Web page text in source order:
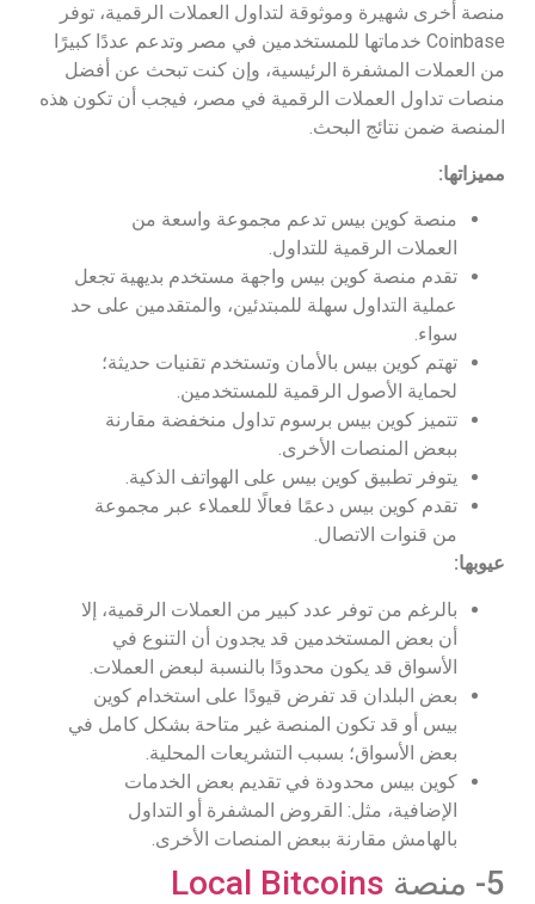
منصة أخرى شهيرة وموثوقة لتداول العملات الرقمية، توفر
Coinbase خدماتها للمستخدمين في مصر وتدعم عددًا كبيرًا
من العملات المشفرة الرئيسية، وإن كنت تبحث عن أفضل
منصات تداول العملات الرقمية في مصر، فيجب أن تكون هذه
المنصة ضمن نتائج البحث.
مميزاتها:
منصة كوين بيس تدعم مجموعة واسعة من
العملات الرقمية للتداول.
تقدم منصة كوين بيس واجهة مستخدم بديهية تجعل
عملية التداول سهلة للمبتدئين، والمتقدمين على حد
سواء.
تهتم كوين بيس بالأمان وتستخدم تقنيات حديثة؛
لحماية الأصول الرقمية للمستخدمين.
تتميز كوين بيس برسوم تداول منخفضة مقارنة
ببعض المنصات الأخرى.
يتوفر تطبيق كوين بيس على الهواتف الذكية.
تقدم كوين بيس دعمًا فعالًا للعملاء عبر مجموعة
من قنوات الاتصال.
عيوبها:
بالرغم من توفر عدد كبير من العملات الرقمية، إلا
أن بعض المستخدمين قد يجدون أن التنوع في
الأسواق قد يكون محدودًا بالنسبة لبعض العملات.
بعض البلدان قد تفرض قيودًا على استخدام كوين
بيس أو قد تكون المنصة غير متاحة بشكل كامل في
بعض الأسواق؛ بسبب التشريعات المحلية.
كوين بيس محدودة في تقديم بعض الخدمات
الإضافية، مثل: القروض المشفرة أو التداول
بالهامش مقارنة ببعض المنصات الأخرى.
5- منصة Local Bitcoins